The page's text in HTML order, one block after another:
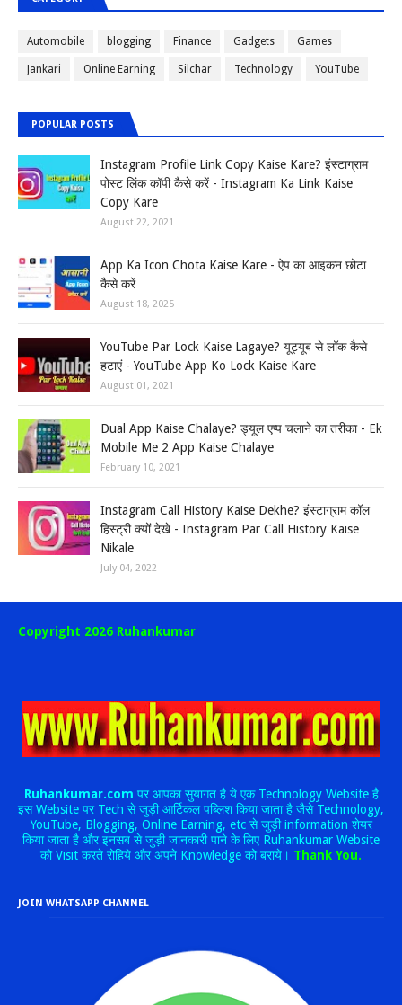
Automobile blogging Finance Gadgets Games
Jankari Online Earning Silchar Technology YouTube
POPULAR POSTS
Instagram Profile Link Copy Kaise Kare? इंस्टाग्राम
पोस्ट लिंक कॉपी कैसे करें - Instagram Ka Link Kaise
Copy Kare
August 22, 2021
App Ka Icon Chota Kaise Kare - ऐप का आइकन छोटा
कैसे करें
August 18, 2025
YouTube Par Lock Kaise Lagaye? यूट्यूब से लॉक कैसे
हटाएं - YouTube App Ko Lock Kaise Kare
August 01, 2021
Dual App Kaise Chalaye? ड्यूल एप्प चलाने का तरीका - Ek
Mobile Me 2 App Kaise Chalaye
February 10, 2021
Instagram Call History Kaise Dekhe? इंस्टाग्राम कॉल
हिस्ट्री क्यों देखे - Instagram Par Call History Kaise
Nikale
July 04, 2022
Copyright 2026 Ruhankumar
Ruhankumar.com पर आपका सुयागत है ये एक Technology Website है
इस Website पर Tech से जुड़ी आर्टिकल पब्लिश किया जाता है जैसे Technology,
YouTube, Blogging, Online Earning, etc से जुड़ी information शेयर
किया जाता है और इनसब से जुड़ी जानकारी पाने के लिए Ruhankumar Website
को Visit करते रोहिये और अपने Knowledge को बराये। Thank You.
JOIN WHATSAPP CHANNEL